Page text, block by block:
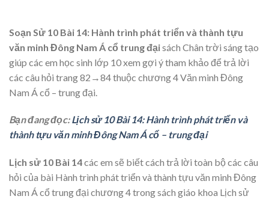
Soạn Sử 10 Bài 14: Hành trình phát triển và thành tựu
văn minh Đông Nam Á cổ trung đạisách Chân trời sáng tạo
giúp các em học sinh lớp 10 xem gợi ý tham khảo để trả lời
các câu hỏi trang 82→84 thuộc chương 4 Văn minh Đông
Nam Á cổ – trung đại.
Bạn đang đọc:Lịch sử 10 Bài 14: Hành trình phát triển và
thành tựu văn minh Đông Nam Á cổ – trung đại
Lịch sử 10 Bài 14các em sẽ biết cách trả lời toàn bộ các câu
hỏi của bài Hành trình phát triển và thành tựu văn minh Đông
Nam Á cổ trung đại chương 4 trong sách giáo khoa Lịch sử